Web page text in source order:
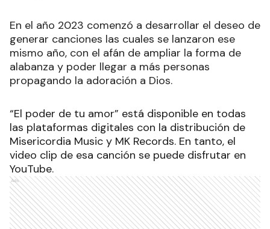
En el año 2023 comenzó a desarrollar el deseo de
generar canciones las cuales se lanzaron ese
mismo año, con el afán de ampliar la forma de
alabanza y poder llegar a más personas
propagando la adoración a Dios.
“El poder de tu amor” está disponible en todas
las plataformas digitales con la distribución de
Misericordia Music y MK Records. En tanto, el
video clip de esa canción se puede disfrutar en
YouTube.
Ads